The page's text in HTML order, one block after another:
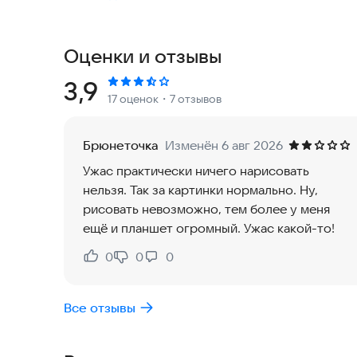
поверх изображения и обводите видимые
накладывает прозрачный слой на фото, чтобы
изображение можно масштабировать,
штатив, чашку или стопку книг. Просто
экран и начните обводить объект.
плавно и эффективно.
Основные возможности:
• Легкость в использовании.
• Выбор готовых изображений из приложения.
Оценки и отзывы
Рейтинг:
3,9 17 оценок ・7 отзывов
Брюнеточка Изменён 6 авг 2026
Ужас практически ничего нарисовать
нельзя. Так за картинки нормально. Ну,
рисовать невозможно, тем более у меня
ещё и планшет огромный. Ужас какой-то!
Нравится:
0
Не нравится:
0 0
Все отзывы